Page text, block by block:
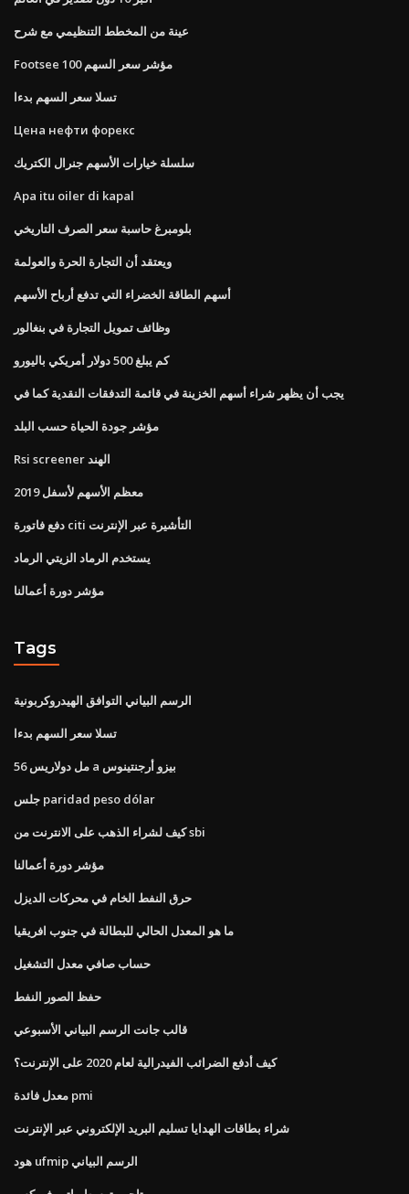
عينة من المخطط التنظيمي مع شرح
Footsee 100 مؤشر سعر السهم
تسلا سعر السهم بدءا
Цена нефти форекс
سلسلة خيارات الأسهم جنرال الكتريك
Apa itu oiler di kapal
بلومبرغ حاسبة سعر الصرف التاريخي
ويعتقد أن التجارة الحرة والعولمة
أسهم الطاقة الخضراء التي تدفع أرباح الأسهم
وظائف تمويل التجارة في بنغالور
كم يبلغ 500 دولار أمريكي باليورو
يجب أن يظهر شراء أسهم الخزينة في قائمة التدفقات النقدية كما في
مؤشر جودة الحياة حسب البلد
Rsi screener الهند
معظم الأسهم لأسفل 2019
دفع فاتورة citi التأشيرة عبر الإنترنت
يستخدم الرماد الزيتي الرماد
مؤشر دورة أعمالنا
Tags
الرسم البياني التوافق الهيدروكربونية
تسلا سعر السهم بدءا
56 مل دولاريس a بيزو أرجنتينوس
جلس paridad peso dólar
كيف لشراء الذهب على الانترنت من sbi
مؤشر دورة أعمالنا
حرق النفط الخام في محركات الديزل
ما هو المعدل الحالي للبطالة في جنوب افريقيا
حساب صافي معدل التشغيل
حفظ الصور النفط
قالب جانت الرسم البياني الأسبوعي
كيف أدفع الضرائب الفيدرالية لعام 2020 على الإنترنت؟
معدل فائدة pmi
شراء بطاقات الهدايا تسليم البريد الإلكتروني عبر الإنترنت
هود ufmip الرسم البياني